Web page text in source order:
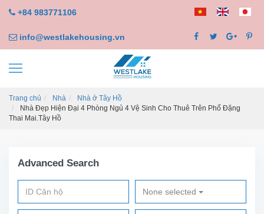
+84 983771106
info@westlakehousing.vn
Trang chủ Nhà
Nhà ở Tây Hồ
Nhà Đẹp Hiện Đại 4 Phòng Ngủ 4 Vệ Sinh Cho Thuê Trên Phố Đặng
Thai Mai.Tây Hồ
Advanced Search
None selected